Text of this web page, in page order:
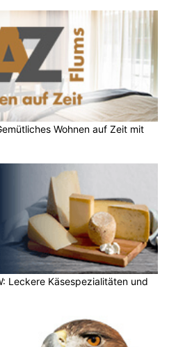
Wohnen auf Zeit mit
Leckere Käsespezialitäten und